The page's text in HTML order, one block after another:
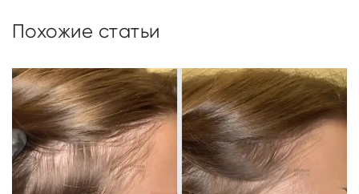
Похожие статьи